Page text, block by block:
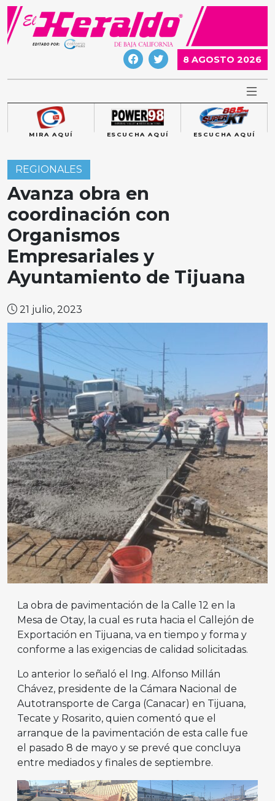
Skip
content
8 AGOSTO 2026
MIRA AQUÍ ESCUCHA AQUÍ ESCUCHA AQUÍ
REGIONALES
Avanza obra en
coordinación con
Organismos
Empresariales y
Ayuntamiento de Tijuana
21 julio, 2023
La obra de pavimentación de la Calle 12 en la
Mesa de Otay, la cual es ruta hacia el Callejón de
Exportación en Tijuana, va en tiempo y forma y
conforme a las exigencias de calidad solicitadas.
Lo anterior lo señaló el Ing. Alfonso Millán
Chávez, presidente de la Cámara Nacional de
Autotransporte de Carga (Canacar) en Tijuana,
Tecate y Rosarito, quien comentó que el
arranque de la pavimentación de esta calle fue
el pasado 8 de mayo y se prevé que concluya
entre mediados y finales de septiembre.